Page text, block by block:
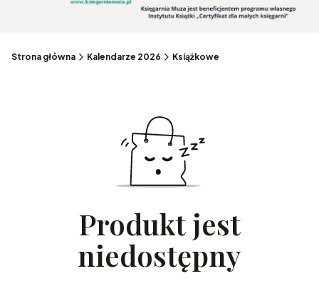
Strona główna Kalendarze 2026 Książkowe
Produkt jest
niedostępny